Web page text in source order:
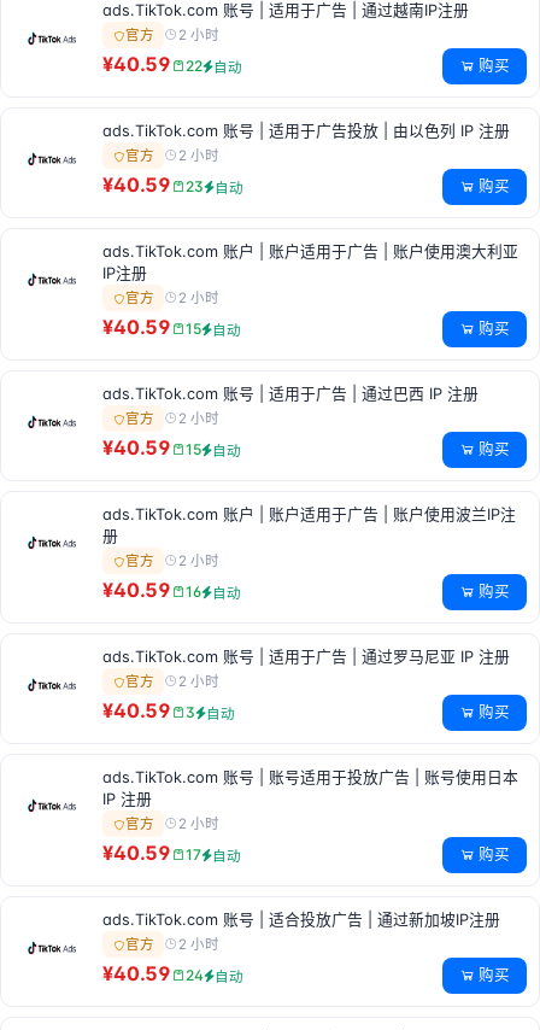
ads.TikTok.com 账号 | 适用于广告 | 通过越南IP注册
官方 2 小时
¥40.59 22 自动 购买
ads.TikTok.com 账号 | 适用于广告投放 | 由以色列 IP 注册
官方 2 小时
¥40.59 23 自动 购买
ads.TikTok.com 账户 | 账户适用于广告 | 账户使用澳大利亚
IP注册
官方 2 小时
¥40.59 15 自动 购买
ads.TikTok.com 账号 | 适用于广告 | 通过巴西 IP 注册
官方 2 小时
¥40.59 15 自动 购买
ads.TikTok.com 账户 | 账户适用于广告 | 账户使用波兰IP注
册
官方 2 小时
¥40.59 16 自动 购买
ads.TikTok.com 账号 | 适用于广告 | 通过罗马尼亚 IP 注册
官方 2 小时
¥40.59 3 自动 购买
ads.TikTok.com 账号 | 账号适用于投放广告 | 账号使用日本
IP 注册
官方 2 小时
¥40.59 17 自动 购买
ads.TikTok.com 账号 | 适合投放广告 | 通过新加坡IP注册
官方 2 小时
¥40.59 24 自动 购买